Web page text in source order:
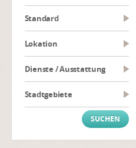
Standard
Lokation
Dienste / Ausstattung
Stadtgebiete